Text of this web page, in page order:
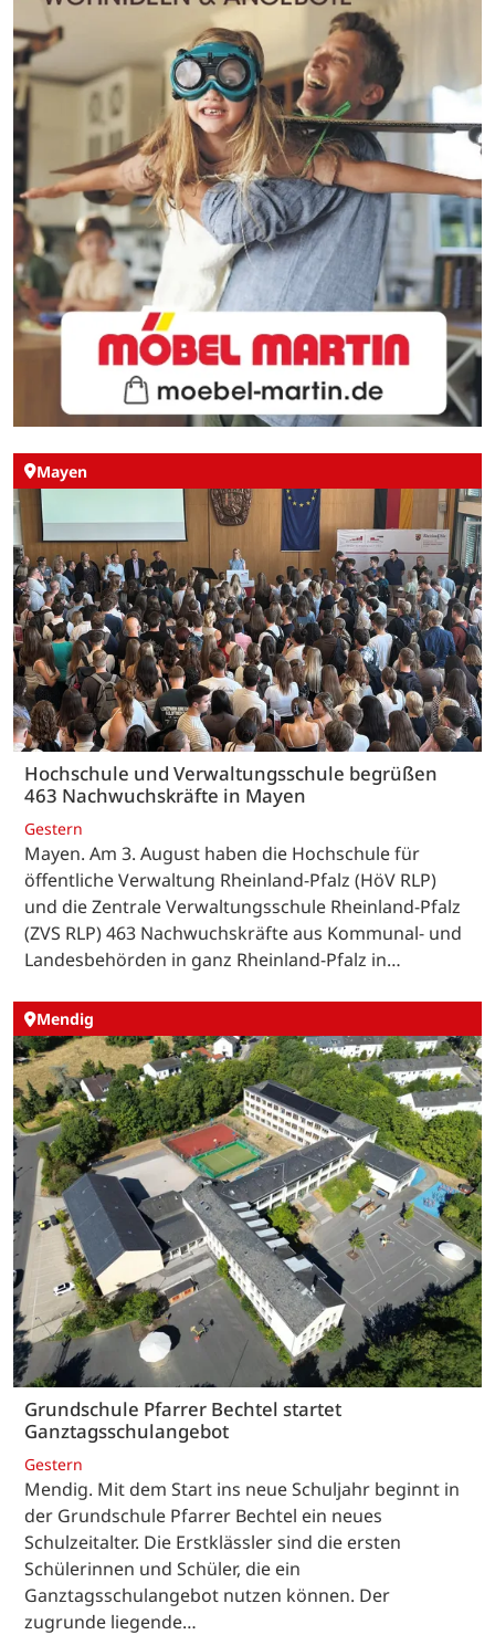
Mayen
Hochschule und Verwaltungsschule begrüßen
463 Nachwuchskräfte in Mayen
Gestern
Mayen. Am 3. August haben die Hochschule für
öffentliche Verwaltung Rheinland-Pfalz (HöV RLP)
und die Zentrale Verwaltungsschule Rheinland-Pfalz
(ZVS RLP) 463 Nachwuchskräfte aus Kommunal- und
Landesbehörden in ganz Rheinland-Pfalz in…
Mendig
Grundschule Pfarrer Bechtel startet
Ganztagsschulangebot
Gestern
Mendig. Mit dem Start ins neue Schuljahr beginnt in
der Grundschule Pfarrer Bechtel ein neues
Schulzeitalter. Die Erstklässler sind die ersten
Schülerinnen und Schüler, die ein
Ganztagsschulangebot nutzen können. Der
zugrunde liegende…